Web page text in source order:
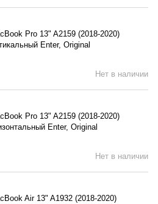
Pro 13" A2159 (2018-2020)
Enter, Original
Нет в наличии
Pro 13" A2159 (2018-2020)
Enter, Original
Нет в наличии
Air 13" A1932 (2018-2020)